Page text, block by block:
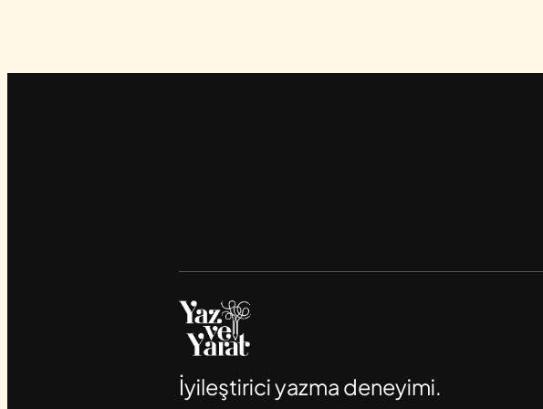
İyileştirici yazma deneyimi.